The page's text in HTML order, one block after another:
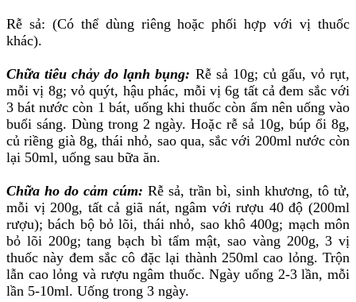
Rễ sả: (Có thể dùng riêng hoặc phối hợp với vị thuốc
khác).
Chữa tiêu chảy do lạnh bụng: Rễ sả 10g; củ gấu, vỏ rụt,
mỗi vị 8g; vỏ quýt, hậu phác, mỗi vị 6g tất cả đem sắc với
3 bát nước còn 1 bát, uống khi thuốc còn ấm nên uống vào
buổi sáng. Dùng trong 2 ngày. Hoặc rễ sả 10g, búp ổi 8g,
củ riềng già 8g, thái nhỏ, sao qua, sắc với 200ml nước còn
lại 50ml, uống sau bữa ăn.
Chữa ho do cảm cúm: Rễ sả, trần bì, sinh khương, tô tử,
mỗi vị 200g, tất cả giã nát, ngâm với rượu 40 độ (200ml
rượu); bách bộ bỏ lõi, thái nhỏ, sao khô 400g; mạch môn
bỏ lõi 200g; tang bạch bì tẩm mật, sao vàng 200g, 3 vị
thuốc này đem sắc cô đặc lại thành 250ml cao lỏng. Trộn
lẫn cao lỏng và rượu ngâm thuốc. Ngày uống 2-3 lần, mỗi
lần 5-10ml. Uống trong 3 ngày.